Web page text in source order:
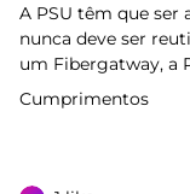
A PSU têm que ser
nunca deve ser
um Fibergatway, a
Cumprimentos